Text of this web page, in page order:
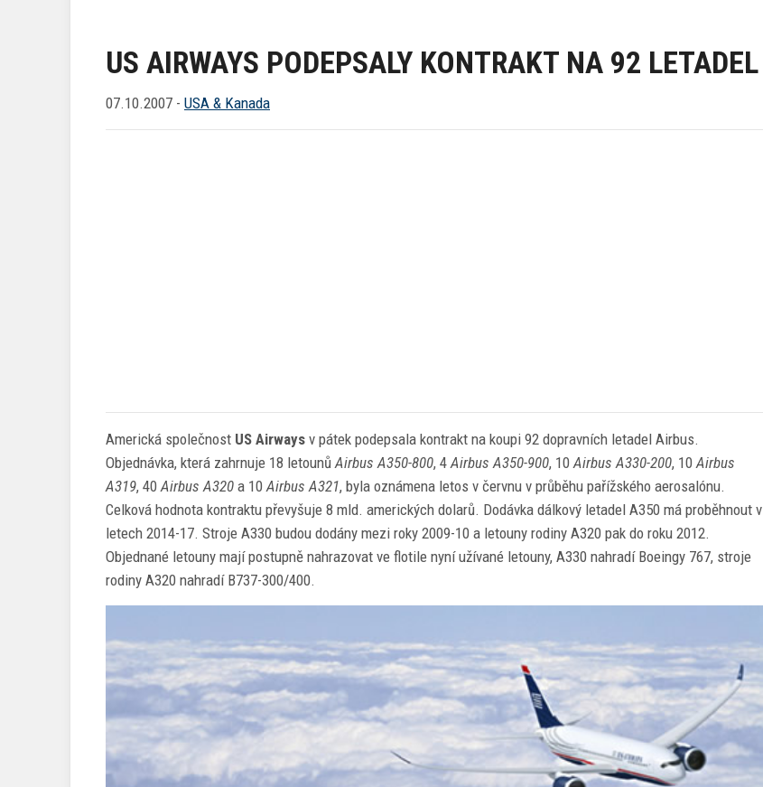
US AIRWAYS PODEPSALY KONTRAKT NA 92 LETADEL
07.10.2007 - USA & Kanada
Americká společnost US Airways v pátek podepsala kontrakt na koupi 92 dopravních letadel Airbus.
Objednávka, která zahrnuje 18 letounůAirbus A350-800, 4Airbus A350-900, 10Airbus A330-200, 10Airbus
A319, 40Airbus A320 a 10Airbus A321, byla oznámena letos v červnu v průběhu pařížského aerosalónu.
Celková hodnota kontraktu převyšuje 8 mld. amerických dolarů. Dodávka dálkový letadel A350 má proběhnout v
letech 2014-17. Stroje A330 budou dodány mezi roky 2009-10 a letouny rodiny A320 pak do roku 2012.
Objednané letouny mají postupně nahrazovat ve flotile nyní užívané letouny, A330 nahradí Boeingy 767, stroje
rodiny A320 nahradí B737-300/400.